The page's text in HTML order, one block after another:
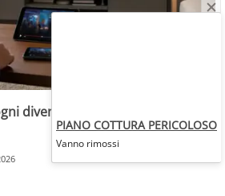
diventano desideri da prima
PIANO COTTURA PERICOLOSO
Vanno rimossi